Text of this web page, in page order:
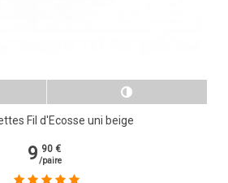
Fil d'Ecosse uni beige
9 90 €
/paire